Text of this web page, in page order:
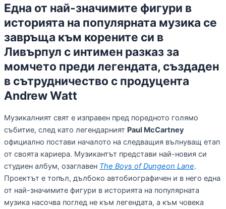
Една от най-значимите фигури в
историята на популярната музика се
завръща към корените си в
Ливърпул с интимен разказ за
момчето преди легендата, създаден
в сътрудничество с продуцента
Andrew Watt
Музикалният свят е изправен пред поредното голямо
събитие, след като легендарният Paul McCartney
официално постави началото на следващия вълнуващ етап
от своята кариера. Музикантът представи най-новия си
студиен албум, озаглавен The Boys of Dungeon Lane.
Проектът е топъл, дълбоко автобиографичен и в него една
от най-значимите фигури в историята на популярната
музика насочва поглед не към легендата, а към човека